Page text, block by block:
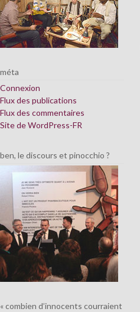
méta
Connexion
Flux des publications
Flux des commentaires
Site de WordPress-FR
ben, le discours et pinocchio ?
« combien d’innocents courraient